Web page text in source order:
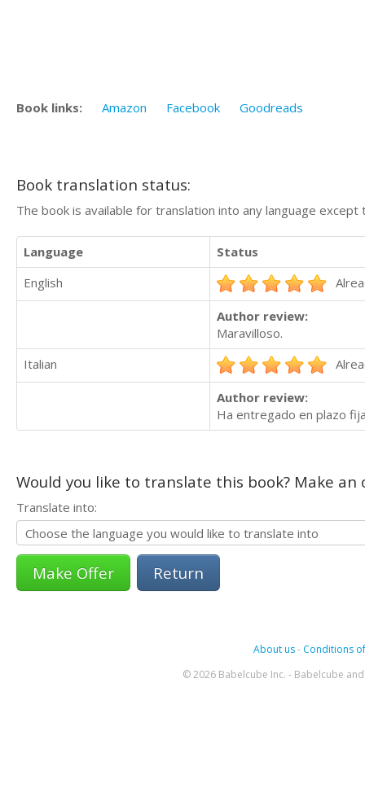
Book links: Amazon Facebook Goodreads
Book translation status:
The book is available for translation into any language
Language
Status
English
Author review:
Maravilloso.
Italian
Author review:
Ha entregado en plazo
Would you like to translate this book? Make
Translate into:
Return
About us- Conditions
© 2026 Babelcube Inc. - Babelcube